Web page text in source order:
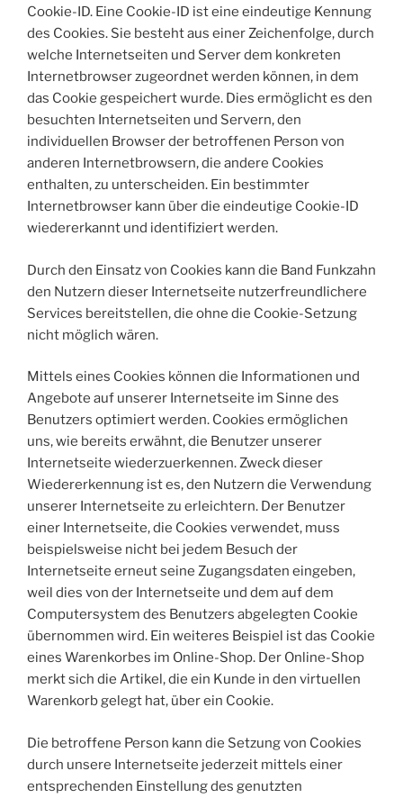
Cookie-ID. Eine Cookie-ID ist eine eindeutige Kennung
des Cookies. Sie besteht aus einer Zeichenfolge, durch
welche Internetseiten und Server dem konkreten
Internetbrowser zugeordnet werden können, in dem
das Cookie gespeichert wurde. Dies ermöglicht es den
besuchten Internetseiten und Servern, den
individuellen Browser der betroffenen Person von
anderen Internetbrowsern, die andere Cookies
enthalten, zu unterscheiden. Ein bestimmter
Internetbrowser kann über die eindeutige Cookie-ID
wiedererkannt und identifiziert werden.
Durch den Einsatz von Cookies kann die Band Funkzahn
den Nutzern dieser Internetseite nutzerfreundlichere
Services bereitstellen, die ohne die Cookie-Setzung
nicht möglich wären.
Mittels eines Cookies können die Informationen und
Angebote auf unserer Internetseite im Sinne des
Benutzers optimiert werden. Cookies ermöglichen
uns, wie bereits erwähnt, die Benutzer unserer
Internetseite wiederzuerkennen. Zweck dieser
Wiedererkennung ist es, den Nutzern die Verwendung
unserer Internetseite zu erleichtern. Der Benutzer
einer Internetseite, die Cookies verwendet, muss
beispielsweise nicht bei jedem Besuch der
Internetseite erneut seine Zugangsdaten eingeben,
weil dies von der Internetseite und dem auf dem
Computersystem des Benutzers abgelegten Cookie
übernommen wird. Ein weiteres Beispiel ist das Cookie
eines Warenkorbes im Online-Shop. Der Online-Shop
merkt sich die Artikel, die ein Kunde in den virtuellen
Warenkorb gelegt hat, über ein Cookie.
Die betroffene Person kann die Setzung von Cookies
durch unsere Internetseite jederzeit mittels einer
entsprechenden Einstellung des genutzten